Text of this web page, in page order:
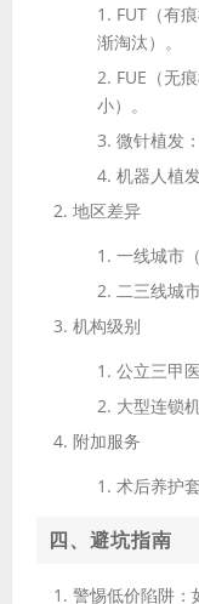
FUT（有痕
渐淘汰）。
FUE（无痕
小）。
微针植发
机器人植
地区差异
一线城市
二三线城
机构级别
公立三甲
大型连锁
附加服务
术后养护
四、避坑指南
警惕低价陷阱